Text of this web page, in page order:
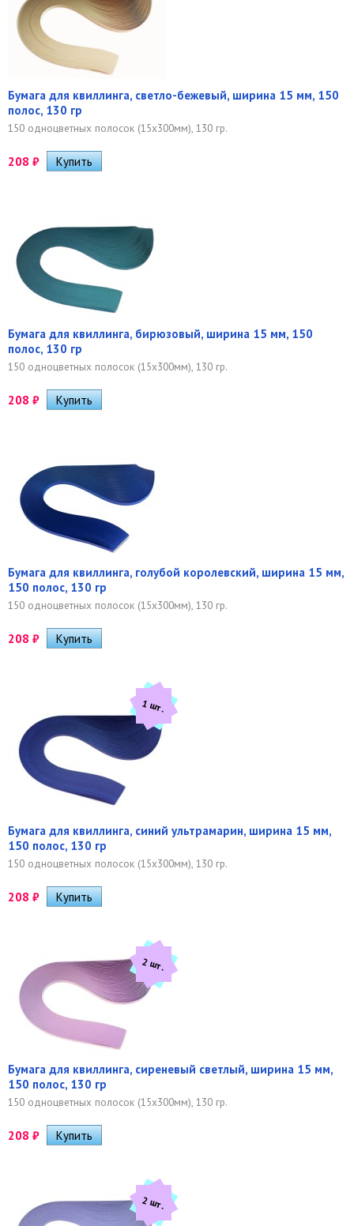
Бумага для квиллинга, светло-бежевый, ширина 15 мм, 150
полос, 130 гр
150 одноцветных полосок (15х300мм), 130 гр.
208 ₽
Бумага для квиллинга, бирюзовый, ширина 15 мм, 150
полос, 130 гр
150 одноцветных полосок (15х300мм), 130 гр.
208 ₽
Бумага для квиллинга, голубой королевский, ширина 15 мм,
150 полос, 130 гр
150 одноцветных полосок (15х300мм), 130 гр.
208 ₽
1 шт.
Бумага для квиллинга, синий ультрамарин, ширина 15 мм,
150 полос, 130 гр
150 одноцветных полосок (15х300мм), 130 гр.
208 ₽
2 шт.
Бумага для квиллинга, сиреневый светлый, ширина 15 мм,
150 полос, 130 гр
150 одноцветных полосок (15х300мм), 130 гр.
208 ₽
2 шт.